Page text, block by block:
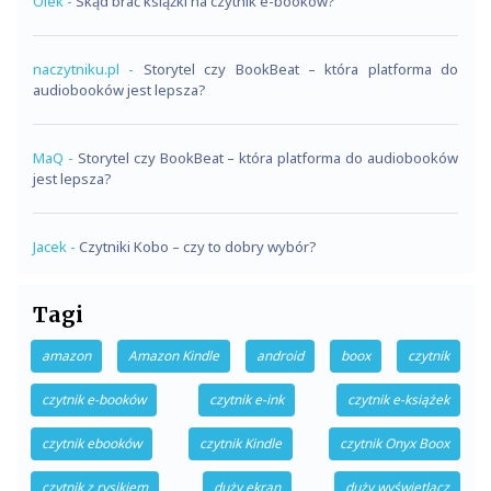
naczytniku.pl - Storytel czy BookBeat – która platforma do
audiobooków jest lepsza?
MaQ - Storytel czy BookBeat – która platforma do audiobooków
jest lepsza?
Jacek - Czytniki Kobo – czy to dobry wybór?
Tagi
amazon Amazon Kindle android boox czytnik
czytnik e-booków czytnik e-ink czytnik e-książek
czytnik ebooków czytnik Kindle czytnik Onyx Boox
czytnik z rysikiem duży ekran duży wyświetlacz